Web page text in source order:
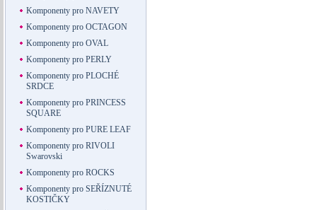
Komponenty pro NAVETY
Komponenty pro OCTAGON
Komponenty pro OVAL
Komponenty pro PERLY
Komponenty pro PLOCHÉ
SRDCE
Komponenty pro PRINCESS
SQUARE
Komponenty pro PURE LEAF
Komponenty pro RIVOLI
Swarovski
Komponenty pro ROCKS
Komponenty pro SEŘÍZNUTÉ
KOSTIČKY